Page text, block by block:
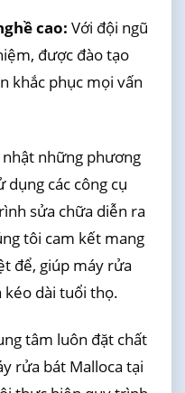
cao: Với đội ngũ
được đào tạo
khắc phục mọi vấn
những phương
các công cụ
sửa chữa diễn ra
tôi cam kết mang
để, giúp máy rửa
kéo dài tuổi thọ.
tâm luôn đặt chất
rửa bát Malloca tại